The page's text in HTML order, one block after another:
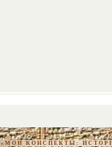
«МОИ КОНСПЕКТЫ: